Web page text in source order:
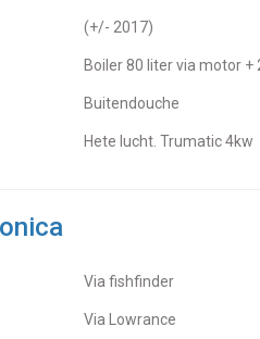
(+/- 2017)
Boiler 80 liter via motor
buitendouche
hete lucht. Trumatic 4kw
Via fishfinder
Via Lowrance